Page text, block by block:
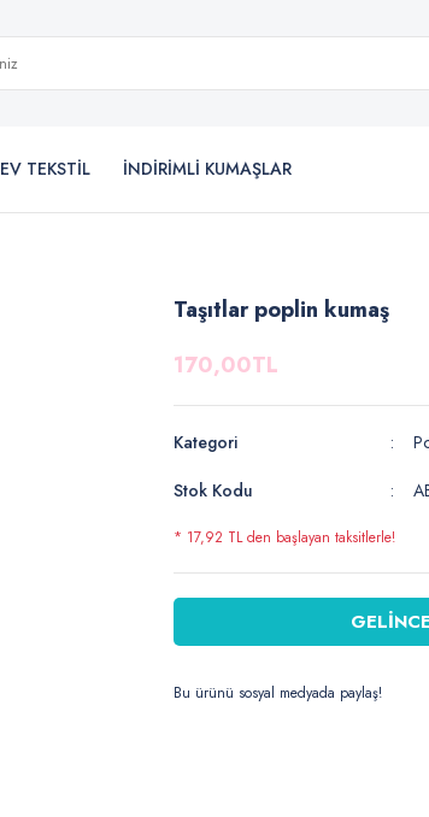
EV TEKSTİL İNDİRİMLİ KUMAŞLAR
Taşıtlar poplin kumaş
170,00TL
Kategori
Stok Kodu
* 17,92 TL den başlayan taksitlerle!
Bu ürünü sosyal medyada paylaş!